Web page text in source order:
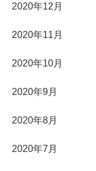
2020年12月
2020年11月
2020年10月
2020年9月
2020年8月
2020年7月